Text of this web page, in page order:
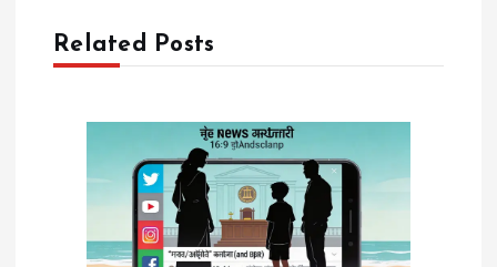
n
a
Related Posts